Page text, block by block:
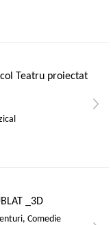
Teatru proiectat
_3D
Comedie